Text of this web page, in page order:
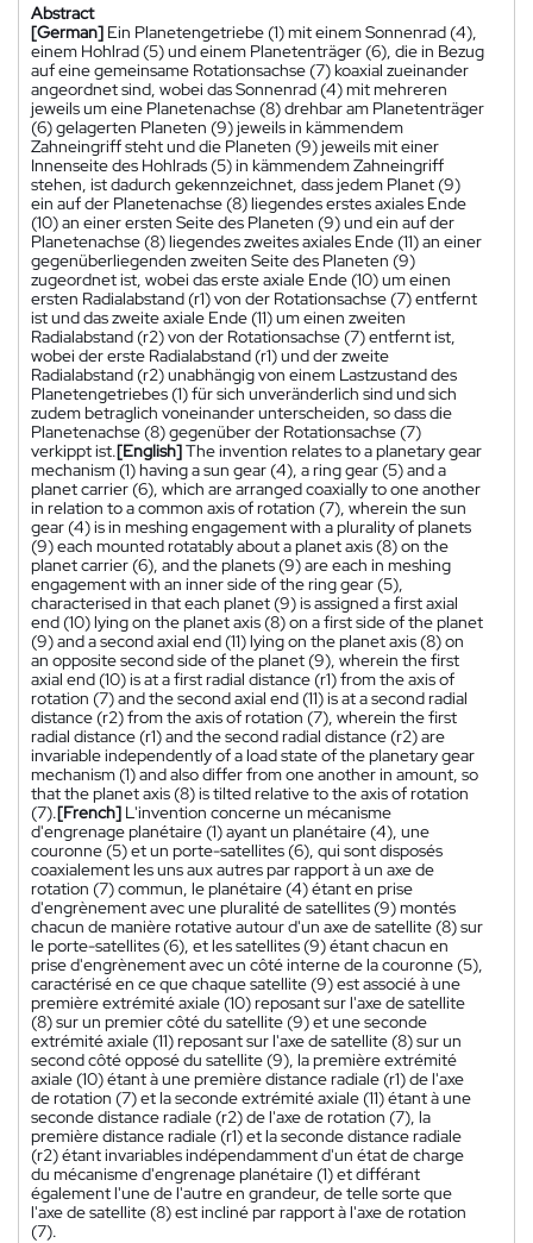
Abstract
[German] Ein Planetengetriebe (1) mit einem Sonnenrad (4),
einem Hohlrad (5) und einem Planetenträger (6), die in Bezug
auf eine gemeinsame Rotationsachse (7) koaxial zueinander
angeordnet sind, wobei das Sonnenrad (4) mit mehreren
jeweils um eine Planetenachse (8) drehbar am Planetenträger
(6) gelagerten Planeten (9) jeweils in kämmendem
Zahneingriff steht und die Planeten (9) jeweils mit einer
Innenseite des Hohlrads (5) in kämmendem Zahneingriff
stehen, ist dadurch gekennzeichnet, dass jedem Planet (9)
ein auf der Planetenachse (8) liegendes erstes axiales Ende
(10) an einer ersten Seite des Planeten (9) und ein auf der
Planetenachse (8) liegendes zweites axiales Ende (11) an einer
gegenüberliegenden zweiten Seite des Planeten (9)
zugeordnet ist, wobei das erste axiale Ende (10) um einen
ersten Radialabstand (r1) von der Rotationsachse (7) entfernt
ist und das zweite axiale Ende (11) um einen zweiten
Radialabstand (r2) von der Rotationsachse (7) entfernt ist,
wobei der erste Radialabstand (r1) und der zweite
Radialabstand (r2) unabhängig von einem Lastzustand des
Planetengetriebes (1) für sich unveränderlich sind und sich
zudem betraglich voneinander unterscheiden, so dass die
Planetenachse (8) gegenüber der Rotationsachse (7)
verkippt ist.[English]The invention relates to a planetary gear
mechanism (1) having a sun gear (4), a ring gear (5) and a
planet carrier (6), which are arranged coaxially to one another
in relation to a common axis of rotation (7), wherein the sun
gear (4) is in meshing engagement with a plurality of planets
(9) each mounted rotatably about a planet axis (8) on the
planet carrier (6), and the planets (9) are each in meshing
engagement with an inner side of the ring gear (5),
characterised in that each planet (9) is assigned a first axial
end (10) lying on the planet axis (8) on a first side of the planet
(9) and a second axial end (11) lying on the planet axis (8) on
an opposite second side of the planet (9), wherein the first
axial end (10) is at a first radial distance (r1) from the axis of
rotation (7) and the second axial end (11) is at a second radial
distance (r2) from the axis of rotation (7), wherein the first
radial distance (r1) and the second radial distance (r2) are
invariable independently of a load state of the planetary gear
mechanism (1) and also differ from one another in amount, so
that the planet axis (8) is tilted relative to the axis of rotation
(7).[French] L'invention concerne un mécanisme
d'engrenage planétaire (1) ayant un planétaire (4), une
couronne (5) et un porte-satellites (6), qui sont disposés
coaxialement les uns aux autres par rapport à un axe de
rotation (7) commun, le planétaire (4) étant en prise
d'engrènement avec une pluralité de satellites (9) montés
chacun de manière rotative autour d'un axe de satellite (8) sur
le porte-satellites (6), et les satellites (9) étant chacun en
prise d'engrènement avec un côté interne de la couronne (5),
caractérisé en ce que chaque satellite (9) est associé à une
première extrémité axiale (10) reposant sur l'axe de satellite
(8) sur un premier côté du satellite (9) et une seconde
extrémité axiale (11) reposant sur l'axe de satellite (8) sur un
second côté opposé du satellite (9), la première extrémité
axiale (10) étant à une première distance radiale (r1) de l'axe
de rotation (7) et la seconde extrémité axiale (11) étant à une
seconde distance radiale (r2) de l'axe de rotation (7), la
première distance radiale (r1) et la seconde distance radiale
(r2) étant invariables indépendamment d'un état de charge
du mécanisme d'engrenage planétaire (1) et différant
également l'une de l'autre en grandeur, de telle sorte que
l'axe de satellite (8) est incliné par rapport à l'axe de rotation
(7).